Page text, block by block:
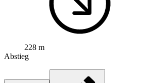
228 m
Abstieg